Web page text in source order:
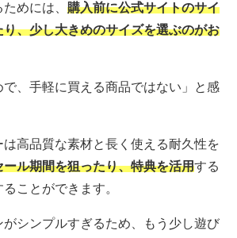
めには、 購入前に公式サイトのサイ
、少し大きめのサイズを選ぶのがお
で、手軽に買える商品ではない」と感
は高品質な素材と長く使える耐久性を
ール期間を狙ったり、特典を活用する
ことができます。
がシンプルすぎるため、もう少し遊び